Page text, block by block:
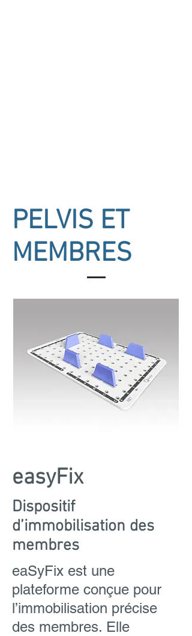
PELVIS ET
MEMBRES
easyFix
Dispositif
d’immobilisation des
membres
eaSyFix est une
plateforme conçue pour
l’immobilisation précise
des membres. Elle